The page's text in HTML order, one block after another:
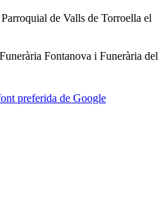
de Valls de Torroella el
Fontanova i Funerària del
preferida de Google